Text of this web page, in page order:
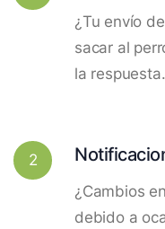
¿Tu envío
sacar al
la respuesta.
2
¿Cambios
debido a